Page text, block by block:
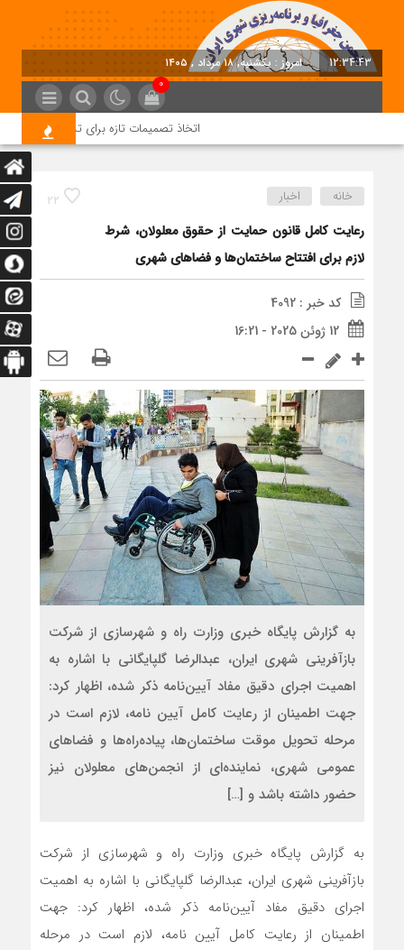
12:34:43 امروز : یکشنبه, ۱۸ مرداد , ۱۴۰۵
0
اتخاذ تصمیمات تازه برای تسریع در روند
22 خانه اخبار
رعایت کامل قانون حمایت از حقوق معلولان، شرط
لازم برای افتتاح ساختمان‌ها و فضاهای شهری
کد خبر : 4092
12 ژوئن 2025 - 16:21
به گزارش پایگاه خبری وزارت راه و شهرسازی از شرکت
بازآفرینی شهری ایران، عبدالرضا گلپایگانی با اشاره به
اهمیت اجرای دقیق مفاد آیین‌نامه ذکر شده، اظهار کرد:
جهت اطمینان از رعایت کامل آیین نامه، لازم است در
مرحله تحویل موقت ساختمان‌ها، پیاده‌راه‌ها و فضاهای
عمومی شهری، نماینده‌ای از انجمن‌های معلولان نیز
حضور داشته باشد و […]
به گزارش پایگاه خبری وزارت راه و شهرسازی از شرکت
بازآفرینی شهری ایران، عبدالرضا گلپایگانی با اشاره به اهمیت
اجرای دقیق مفاد آیین‌نامه ذکر شده، اظهار کرد: جهت
اطمینان از رعایت کامل آیین نامه، لازم است در مرحله